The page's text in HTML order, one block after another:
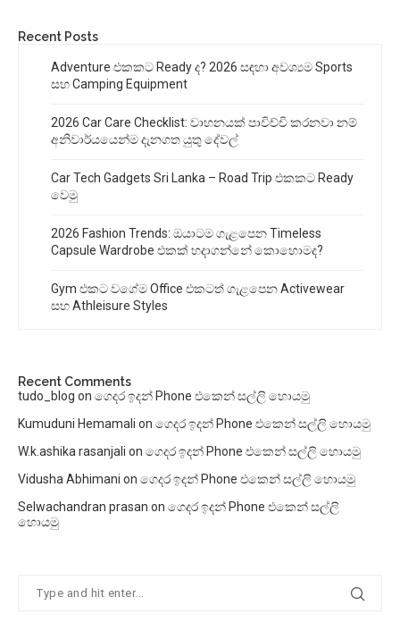
Recent Posts
Adventure එකකට Ready ද? 2026 සඳහා අවශ්‍යම Sports
සහ Camping Equipment
2026 Car Care Checklist: වාහනයක් පාවිච්චි කරනවා නම්
අනිවාර්යයෙන්ම දැනගත යුතු දේවල්
Car Tech Gadgets Sri Lanka – Road Trip එකකට Ready
වෙමු
2026 Fashion Trends: ඔයාටම ගැළපෙන Timeless
Capsule Wardrobe එකක් හදාගන්නේ කොහොමද?
Gym එකට වගේම Office එකටත් ගැළපෙන Activewear
සහ Athleisure Styles
Recent Comments
tudo_blog on ගෙදර ඉදන් Phone එකෙන් සල්ලි හොයමු
Kumuduni Hemamali on ගෙදර ඉදන් Phone එකෙන් සල්ලි හොයමු
W.k.ashika rasanjali on ගෙදර ඉදන් Phone එකෙන් සල්ලි හොයමු
Vidusha Abhimani on ගෙදර ඉදන් Phone එකෙන් සල්ලි හොයමු
Selwachandran prasan on ගෙදර ඉදන් Phone එකෙන් සල්ලි
හොයමු